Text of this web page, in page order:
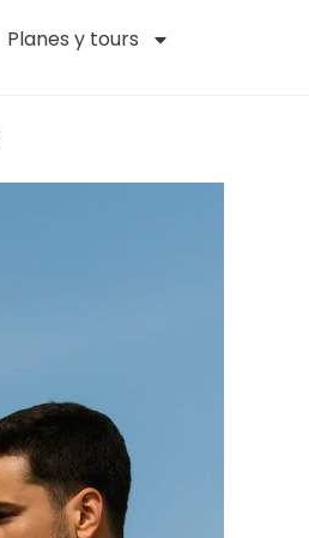
Planes y tours